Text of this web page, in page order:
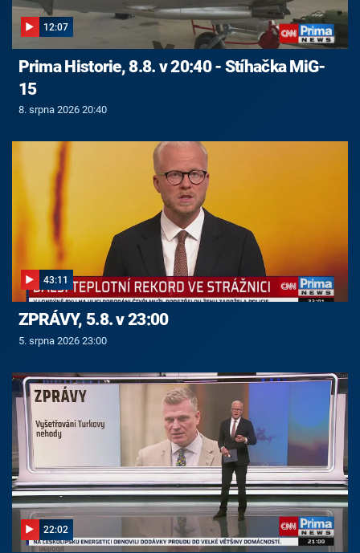
12:07
Prima Historie, 8.8. v 20:40 - Stíhačka MiG-
15
8. srpna 2026 20:40
43:11
ZPRÁVY, 5.8. v 23:00
5. srpna 2026 23:00
22:02